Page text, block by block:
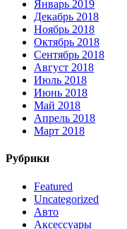
Январь 2019
Декабрь 2018
Ноябрь 2018
Октябрь 2018
Сентябрь 2018
Август 2018
Июль 2018
Июнь 2018
Май 2018
Апрель 2018
Март 2018
Рубрики
Featured
Uncategorized
Авто
Аксессуары